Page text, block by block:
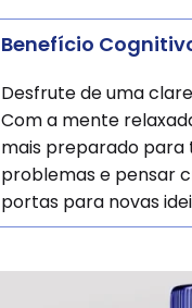
Benefício
Desfrute de uma
Com a mente
mais preparado para
problemas e pensar
portas para novas